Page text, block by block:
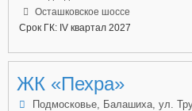
Осташковское шоссе
Срок ГК: IV квартал 2027
ЖК «Пехра»
Подмосковье, Балашиха, ул.